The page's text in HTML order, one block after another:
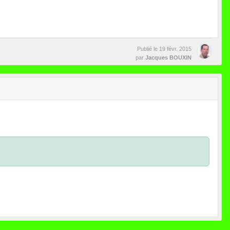
Publié le 19 févr. 2015
par Jacques BOUXIN